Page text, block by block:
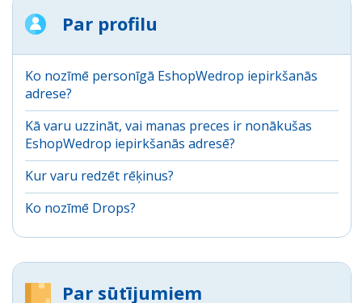
Par profilu
Ko nozīmē personīgā EshopWedrop iepirkšanās
adrese?
Kā varu uzzināt, vai manas preces ir nonākušas
EshopWedrop iepirkšanās adresē?
Kur varu redzēt rēķinus?
Ko nozīmē Drops?
Par sūtījumiem